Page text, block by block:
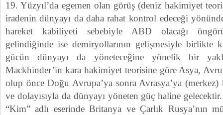
19. Yüzyıl’da egemen olan görüş (deniz hakimiyet
iradenin dünyayı da daha rahat kontrol edeceği
hareket kabiliyeti sebebiyle ABD olacağı
gelindiğinde ise demiryollarının gelişmesiyle birlikte
gücün dünyayı da yöneteceğine yönelik bir
Mackhinder’in kara hakimiyet teorisine göre Asya,
olup önce Doğu Avrupa’ya sonra Avrasya’ya
ve dolayısıyla da dünyayı yöneten güç haline
“Kim” adlı eserinde Britanya ve Çarlık Rusya’nın